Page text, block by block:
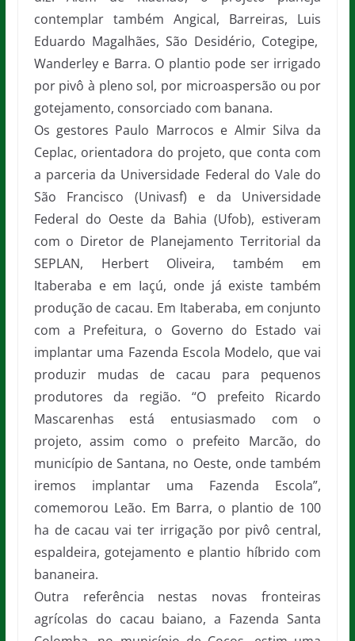
contemplar também Angical, Barreiras, Luis
Eduardo Magalhães, São Desidério, Cotegipe,
Wanderley e Barra. O plantio pode ser irrigado
por pivô à pleno sol, por microaspersão ou por
gotejamento, consorciado com banana.
Os gestores Paulo Marrocos e Almir Silva da
Ceplac, orientadora do projeto, que conta com
a parceria da Universidade Federal do Vale do
São Francisco (Univasf) e da Universidade
Federal do Oeste da Bahia (Ufob), estiveram
com o Diretor de Planejamento Territorial da
SEPLAN, Herbert Oliveira, também em
Itaberaba e em Iaçú, onde já existe também
produção de cacau. Em Itaberaba, em conjunto
com a Prefeitura, o Governo do Estado vai
implantar uma Fazenda Escola Modelo, que vai
produzir mudas de cacau para pequenos
produtores da região. “O prefeito Ricardo
Mascarenhas está entusiasmado com o
projeto, assim como o prefeito Marcão, do
município de Santana, no Oeste, onde também
iremos implantar uma Fazenda Escola”,
comemorou Leão. Em Barra, o plantio de 100
ha de cacau vai ter irrigação por pivô central,
espaldeira, gotejamento e plantio híbrido com
bananeira.
Outra referência nestas novas fronteiras
agrícolas do cacau baiano, a Fazenda Santa